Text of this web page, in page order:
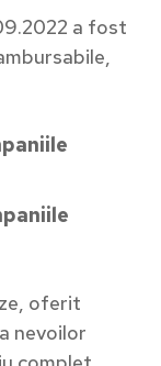
a fost
oferit
nevoilor